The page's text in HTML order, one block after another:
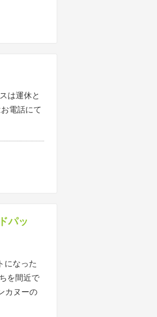
は運休と
電話にて
パッ
になった
を間近で
カヌーの